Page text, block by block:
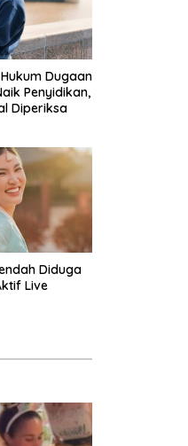
Dugaan
Penyidikan,
Diperiksa
Diduga
Live